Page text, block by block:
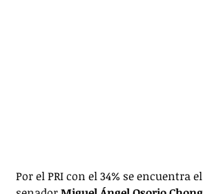
Por el PRI con el 34% se encuentra el